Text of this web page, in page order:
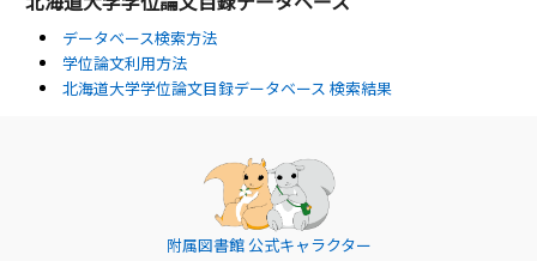
データベース検索方法
学位論文利用方法
北海道大学学位論文目録データベース 検索結果
附属図書館 公式キャラクター